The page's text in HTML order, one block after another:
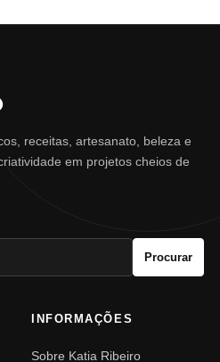
receitas, artesanato, beleza e
em projetos cheios de
Procurar
INFORMAÇÕES
Sobre Katia Ribeiro